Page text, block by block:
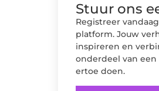
Stuur ons
Registreer
platform. Jouw
inspireren en
onderdeel van
ertoe doen.